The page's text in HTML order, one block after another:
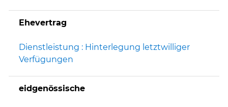
Ehevertrag
Dienstleistung : Hinterlegung letztwilliger
Verfügungen
eidgenössische